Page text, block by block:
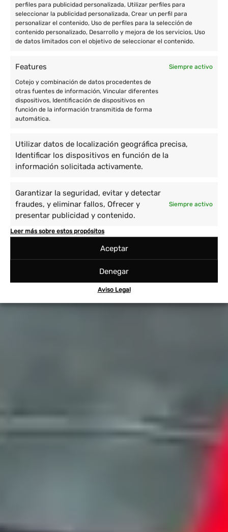
perfiles para publicidad personalizada, Utilizar perfiles para
seleccionar la publicidad personalizada, Crear un perfil para
personalizar el contenido, Uso de perfiles para la selección de
contenido personalizado, Desarrollo y mejora de los servicios, Uso
de datos limitados con el objetivo de seleccionar el contenido.
Features Siempre activo
Cotejo y combinación de datos procedentes de
otras fuentes de información, Vincular diferentes
dispositivos, Identificación de dispositivos en
función de la información transmitida de forma
automática.
Utilizar datos de localización geográfica precisa,
Identificar los dispositivos en función de la
información solicitada activamente.
Garantizar la seguridad, evitar y detectar
fraudes, y eliminar fallos, Ofrecer y
presentar publicidad y contenido.
Siempre activo
Leer más sobre estos propósitos
Aceptar
Denegar
Aviso Legal